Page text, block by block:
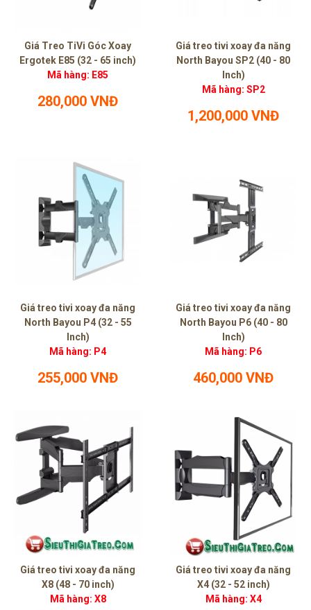
Giá Treo TiVi Góc Xoay
Ergotek E85 (32 - 65 inch)
Mã hàng: E85
280,000 VNĐ
Giá treo tivi xoay đa năng
North Bayou SP2 (40 - 80
Inch)
Mã hàng: SP2
1,200,000 VNĐ
Giá treo tivi xoay đa năng
North Bayou P4 (32 - 55
Inch)
Mã hàng: P4
255,000 VNĐ
Giá treo tivi xoay đa năng
North Bayou P6 (40 - 80
Inch)
Mã hàng: P6
460,000 VNĐ
Giá treo tivi xoay đa năng
X8 (48 - 70 inch)
Mã hàng: X8
Giá treo tivi xoay đa năng
X4 (32 - 52 inch)
Mã hàng: X4